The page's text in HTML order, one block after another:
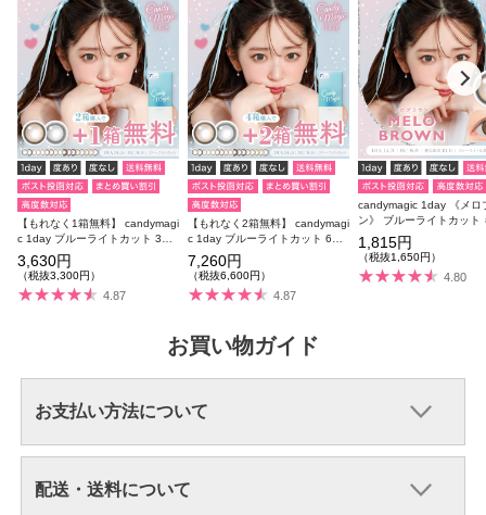
【もれなく1箱無料】 candymagi
c 1day ブルーライトカット 3箱
セット 1箱10枚入り 合計30枚
【リニューアル前商品】
3,630円
（税抜3,300円）
4.87
【もれなく2箱無料】 candymagi
c 1day ブルーライトカット 6箱
セット 1箱10枚入り 合計60枚
【リニューアル前商品】
7,260円
（税抜6,600円）
4.87
candymagic 1day 《メロ
ン》 ブルーライトカット
マジ 度あり 度なし 1箱
【リニューアル前商品】
1,815円
（税抜1,650円）
4.80
お買い物ガイド
お支払い方法について
配送・送料について